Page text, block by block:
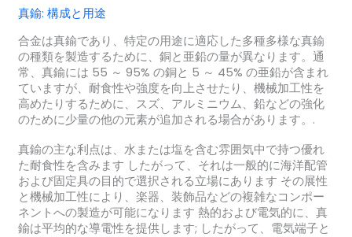
真鍮: 構成と用途
合金は真鍮であり、特定の用途に適応した多種多様な真鍮
の種類を製造するために、銅と亜鉛の量が異なります。通
常、真鍮には 55 ～ 95% の銅と 5 ～ 45% の亜鉛が含まれ
ていますが、耐食性や強度を向上させたり、機械加工性を
高めたりするために、スズ、アルミニウム、鉛などの強化
のために少量の他の元素が追加される場合があります。.
真鍮の主な利点は、水または塩を含む雰囲気中で持つ優れ
た耐食性を含みます したがって、それは一般的に海洋配管
および固定具の目的で選択される立場にあります その展性
と機械加工性により、楽器、装飾品などの複雑なコンポー
ネントへの製造が可能になります 熱的および電気的に、真
鍮は平均的な導電性を提供します; したがって、電気端子と